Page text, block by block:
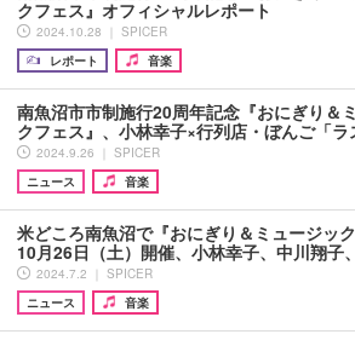
クフェス』オフィシャルレポート
2024.10.28 ｜ SPICER
レポート
音楽
南魚沼市市制施行20周年記念『おにぎり＆
クフェス』、小林幸子×行列店・ぼんご「
2024.9.26 ｜ SPICER
ニュース
音楽
米どころ南魚沼で『おにぎり＆ミュージック
10月26日（土）開催、小林幸子、中川翔子
2024.7.2 ｜ SPICER
ニュース
音楽